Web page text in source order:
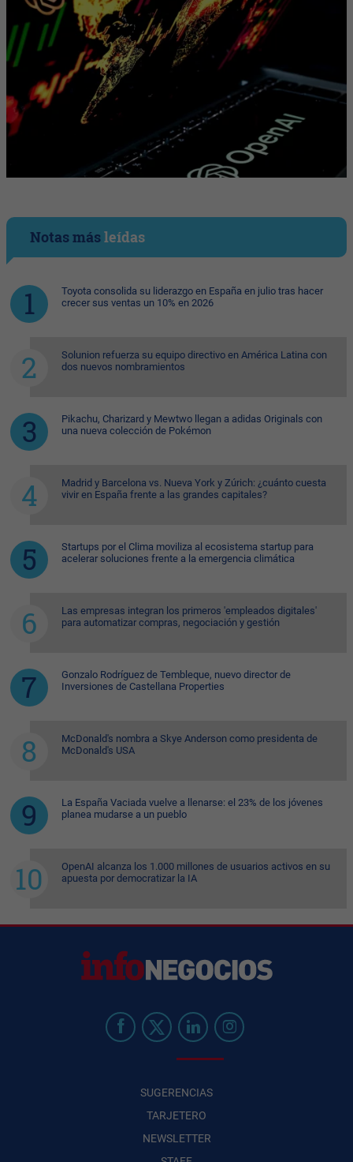
Notas másleídas
Toyota consolida su liderazgo en España en julio tras hacer
crecer sus ventas un 10% en 2026
Solunion refuerza su equipo directivo en América Latina con
dos nuevos nombramientos
Pikachu, Charizard y Mewtwo llegan a adidas Originals con
una nueva colección de Pokémon
Madrid y Barcelona vs. Nueva York y Zúrich: ¿cuánto cuesta
vivir en España frente a las grandes capitales?
Startups por el Clima moviliza al ecosistema startup para
acelerar soluciones frente a la emergencia climática
Las empresas integran los primeros 'empleados digitales'
para automatizar compras, negociación y gestión
Gonzalo Rodríguez de Tembleque, nuevo director de
Inversiones de Castellana Properties
McDonald's nombra a Skye Anderson como presidenta de
McDonald's USA
La España Vaciada vuelve a llenarse: el 23% de los jóvenes
planea mudarse a un pueblo
OpenAI alcanza los 1.000 millones de usuarios activos en su
apuesta por democratizar la IA
SUGERENCIAS
TARJETERO
NEWSLETTER